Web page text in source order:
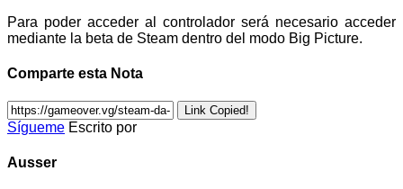
Para poder acceder al controlador será necesario acceder
mediante la beta de Steam dentro del modo Big Picture.
Comparte esta Nota
Link Copied!
Sígueme Escrito por
Ausser